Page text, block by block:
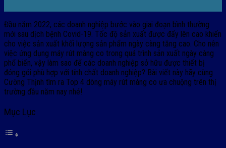
Đầu năm 2022, các doanh nghiệp bước vào giai đoạn bình thường
mới sau dịch bệnh Covid-19. Tốc độ sản xuất được đẩy lên cao khiến
cho việc sản xuất khối lượng sản phẩm ngày càng tăng cao. Cho nên
việc ứng dụng máy rút màng co trong quá trình sản xuất ngày càng
phổ biến, vậy làm sao để các doanh nghiệp sở hữu được thiết bị
đóng gói phù hợp với tính chất doanh nghiệp? Bài viết này hãy cùng
Cường Thịnh tìm ra Top 4 dòng máy rút màng co ưa chuộng trên thị
trường đầu năm nay nhé!
Mục Lục